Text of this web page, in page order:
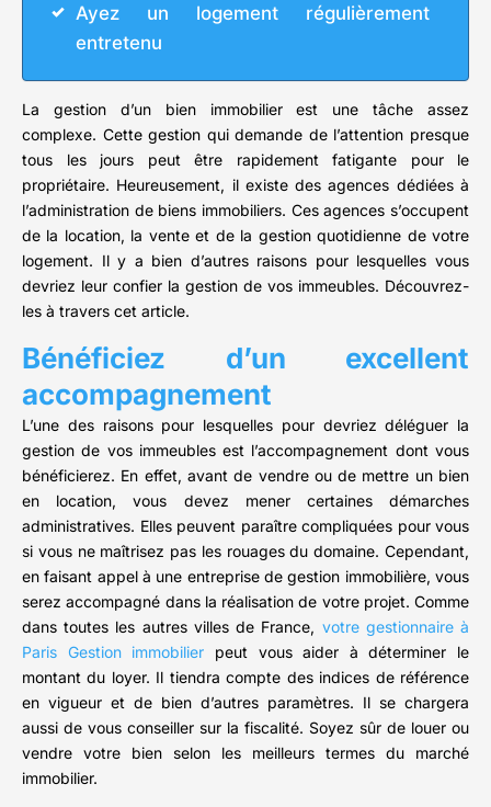
Ayez un logement régulièrement
entretenu
La gestion d’un bien immobilier est une tâche assez
complexe. Cette gestion qui demande de l’attention presque
tous les jours peut être rapidement fatigante pour le
propriétaire. Heureusement, il existe des agences dédiées à
l’administration de biens immobiliers. Ces agences s’occupent
de la location, la vente et de la gestion quotidienne de votre
logement. Il y a bien d’autres raisons pour lesquelles vous
devriez leur confier la gestion de vos immeubles. Découvrez-
les à travers cet article.
Bénéficiez d’un excellent
accompagnement
L’une des raisons pour lesquelles pour devriez déléguer la
gestion de vos immeubles est l’accompagnement dont vous
bénéficierez. En effet, avant de vendre ou de mettre un bien
en location, vous devez mener certaines démarches
administratives. Elles peuvent paraître compliquées pour vous
si vous ne maîtrisez pas les rouages du domaine. Cependant,
en faisant appel à une entreprise de gestion immobilière, vous
serez accompagné dans la réalisation de votre projet. Comme
dans toutes les autres villes de France, votre gestionnaire à
Paris Gestion immobilier peut vous aider à déterminer le
montant du loyer. Il tiendra compte des indices de référence
en vigueur et de bien d’autres paramètres. Il se chargera
aussi de vous conseiller sur la fiscalité. Soyez sûr de louer ou
vendre votre bien selon les meilleurs termes du marché
immobilier.